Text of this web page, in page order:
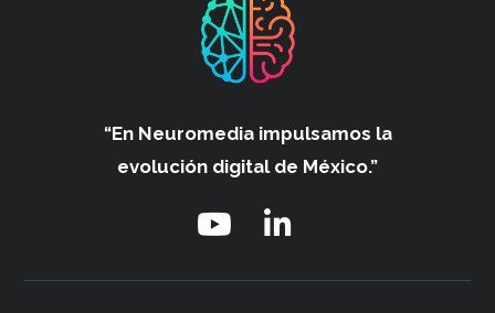
“En Neuromedia impulsamos la
evolución digital de México.”